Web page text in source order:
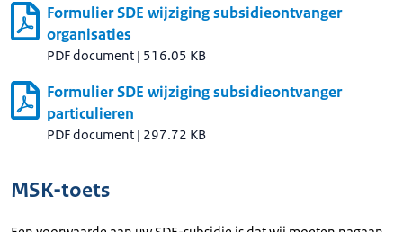
Formulier SDE wijziging subsidieontvanger
organisaties
PDF document | 516.05 KB
Formulier SDE wijziging subsidieontvanger
particulieren
PDF document | 297.72 KB
MSK-toets